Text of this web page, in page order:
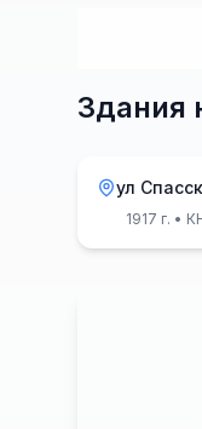
Здания
ул
1917 г. •